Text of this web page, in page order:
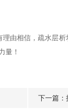
相信，疏水层
量！
下一篇：